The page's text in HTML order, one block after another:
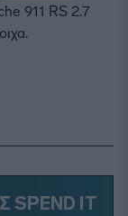
911 RS 2.7
IT